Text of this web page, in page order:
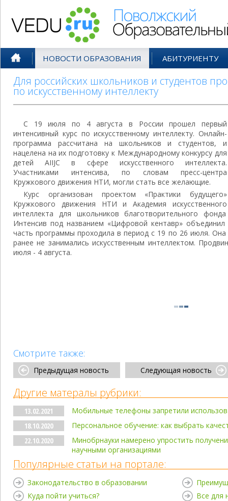
НОВОСТИ ОБРАЗОВАНИЯ АБИТУРИЕНТУ
Для российских школьников и студентов
по искусственному интеллекту
С 19 июля по 4 августа в России прошел первый
интенсивный курс по искусственному интеллекту. Онлайн-
программа рассчитана на школьников и студентов, и
нацелена на их подготовку к Международному конкурсу для
детей AIIJC в сфере искусственного интеллекта.
Участниками интенсива, по словам пресс-центра
Кружкового движения НТИ, могли стать все желающие.
Курс организован проектом «Практики будущего»
Кружкового движения НТИ и Академия искусственного
интеллекта для школьников благотворительного
Интенсив под названием «Цифровой кентавр»
часть программы проходила в период с 19 по 26 июля.
ранее не занимались искусственным интеллектом.
июля - 4 августа.
Смотрите также:
Предыдущая новость Следующая новость
Другие матералы рубрики:
13.02.2021
Мобильные телефоны запретили
18.10.2020
Персональное обучение: как выбрать
22.10.2020
Минобрнауки намерено упростить
научными организациями
Популярные статьи на портале:
Законодательство в образовании
Куда пойти учиться?
Все для